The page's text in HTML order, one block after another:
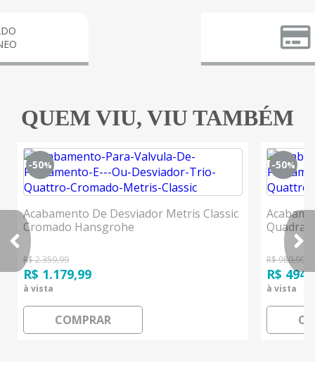
3X
QUEM VIU, VIU TAMBÉM
-50%
Acabamento De Desviador Metris Classic
Cromado Hansgrohe
R$ 2.359,99
R$ 1.179,99
à vista
COMPRAR
-50%
R$ 989,99
R$
à vista